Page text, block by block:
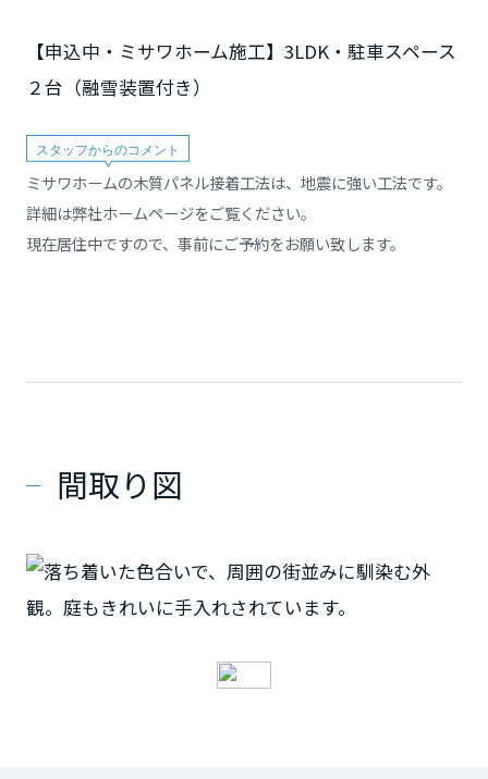
【申込中・ミサワホーム施工】3LDK・駐車スペース
２台（融雪装置付き）
ミサワホームの木質パネル接着工法は、地震に強い工法です。
詳細は弊社ホームページをご覧ください。
現在居住中ですので、事前にご予約をお願い致します。
間取り図